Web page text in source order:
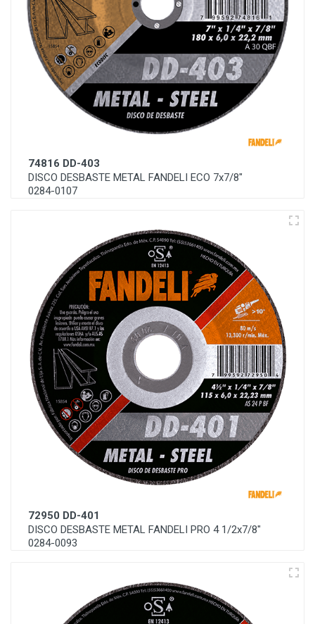
74816 DD-403
DISCO DESBASTE METAL FANDELI ECO 7x7/8"
0284-0107
72950 DD-401
DISCO DESBASTE METAL FANDELI PRO 4 1/2x7/8"
0284-0093